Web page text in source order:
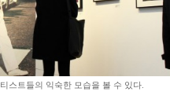
스트들의 익숙한 모습을 볼 수 있다.